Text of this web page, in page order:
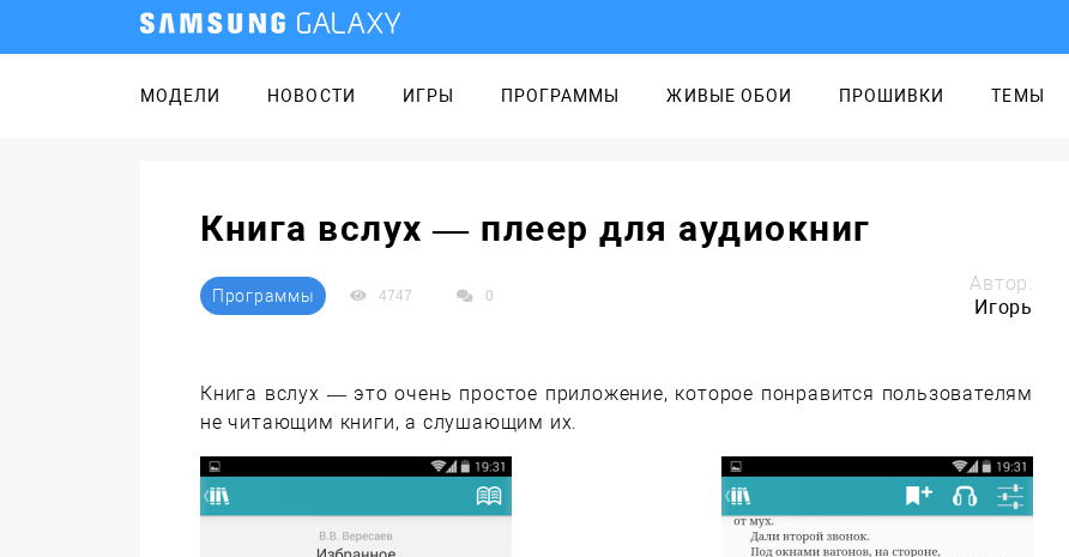
МОДЕЛИ НОВОСТИ ИГРЫ ПРОГРАММЫ ЖИВЫЕ ОБОИ ПРОШИВКИ ТЕМЫ
Книга вслух — плеер для аудиокниг
Программы 4747 0
Автор:
Игорь
Книга вслух — это очень простое приложение, которое понравится пользователям
не читающим книги, а слушающим их.